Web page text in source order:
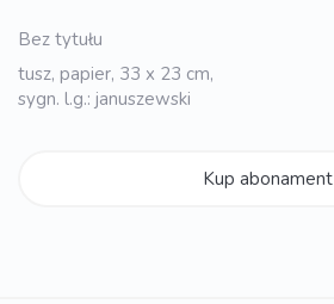
Bez tytułu
tusz, papier, 33 x 23 cm,
sygn. l.g.: januszewski
Kup abonament